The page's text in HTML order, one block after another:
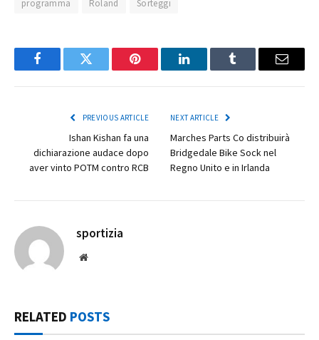
programma Roland Sorteggi
FacebookTwitter Pinterest LinkedInTumblr Email
PREVIOUS ARTICLE
Ishan Kishan fa una
dichiarazione audace dopo
aver vinto POTM contro RCB
NEXT ARTICLE
Marches Parts Co distribuirà
Bridgedale Bike Sock nel
Regno Unito e in Irlanda
sportizia
Website
RELATED POSTS